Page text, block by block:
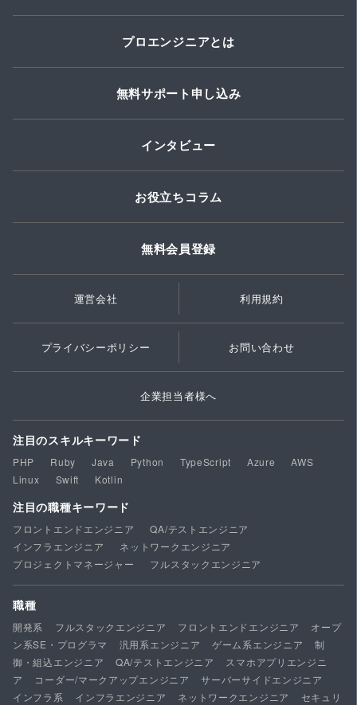
プロエンジニアとは
無料サポート申し込み
インタビュー
お役立ちコラム
無料会員登録
運営会社 利用規約
プライバシーポリシー お問い合わせ
企業担当者様へ
注目のスキルキーワード
PHP Ruby Java Python TypeScript Azure
AWS
Linux
Swift Kotlin
注目の職種キーワード
フロントエンドエンジニア
QA/テストエンジニア
インフラエンジニア
ネットワークエンジニア
プロジェクトマネージャー
フルスタックエンジニア
職種
開発系 フルスタックエンジニア フロントエンドエンジニア
オープ
ン系SE・プログラマ
汎用系エンジニア ゲーム系エンジニア
制
御・組込エンジニア
QA/テストエンジニア
スマホアプリエンジニ
ア
コーダー/マークアップエンジニア
サーバーサイドエンジニア
インフラ系
インフラエンジニア ネットワークエンジニア
セキュリ